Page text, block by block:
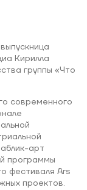
Кирилла
группы «Что
современного
арт
программы
фестиваля Ars
проектов.